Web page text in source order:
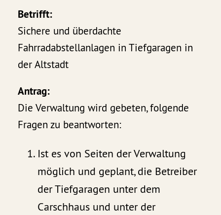
Betrifft:
Sichere und überdachte
Fahrradabstellanlagen in Tiefgaragen in
der Altstadt
Antrag:
Die Verwaltung wird gebeten, folgende
Fragen zu beantworten:
Ist es von Seiten der Verwaltung
möglich und geplant, die Betreiber
der Tiefgaragen unter dem
Carschhaus und unter der